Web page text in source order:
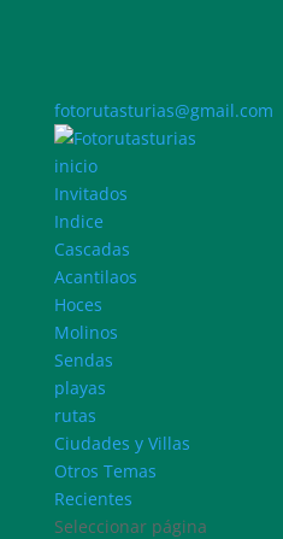
fotorutasturias@gmail.com
inicio
Invitados
Indice
Cascadas
Acantilaos
Hoces
Molinos
Sendas
playas
rutas
Ciudades y Villas
Otros Temas
Recientes
Seleccionar página